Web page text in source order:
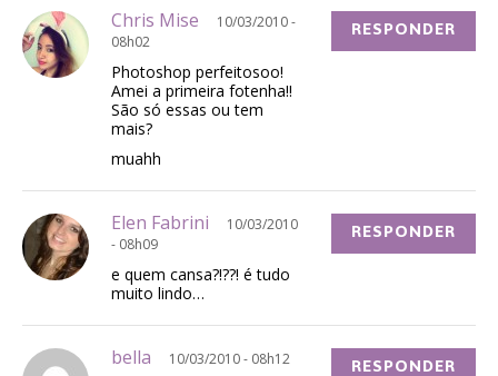
Chris Mise
10/03/2010 -
08h02
Photoshop perfeitosoo!
Amei a primeira fotenha!!
São só essas ou tem
mais?
muahh
RESPONDER
Elen Fabrini
10/03/2010
- 08h09
e quem cansa?!??! é tudo
muito lindo…
RESPONDER
bella 10/03/2010 - 08h12 RESPONDER